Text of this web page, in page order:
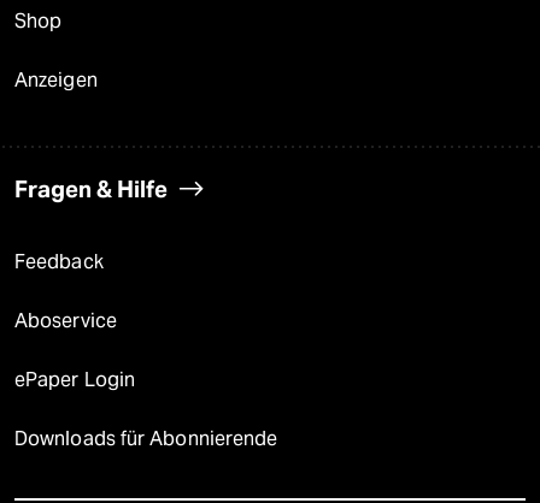
Shop
Anzeigen
Fragen & Hilfe
Feedback
Aboservice
ePaper Login
Downloads für Abonnierende